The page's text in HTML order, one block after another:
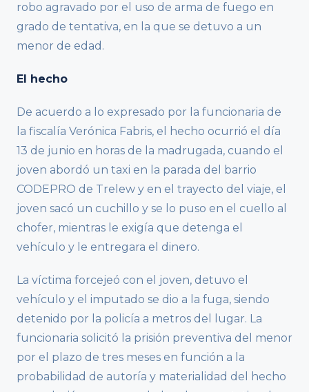
robo agravado por el uso de arma de fuego en
grado de tentativa, en la que se detuvo a un
menor de edad.
El hecho
De acuerdo a lo expresado por la funcionaria de
la fiscalía Verónica Fabris, el hecho ocurrió el día
13 de junio en horas de la madrugada, cuando el
joven abordó un taxi en la parada del barrio
CODEPRO de Trelew y en el trayecto del viaje, el
joven sacó un cuchillo y se lo puso en el cuello al
chofer, mientras le exigía que detenga el
vehículo y le entregara el dinero.
La víctima forcejeó con el joven, detuvo el
vehículo y el imputado se dio a la fuga, siendo
detenido por la policía a metros del lugar. La
funcionaria solicitó la prisión preventiva del menor
por el plazo de tres meses en función a la
probabilidad de autoría y materialidad del hecho